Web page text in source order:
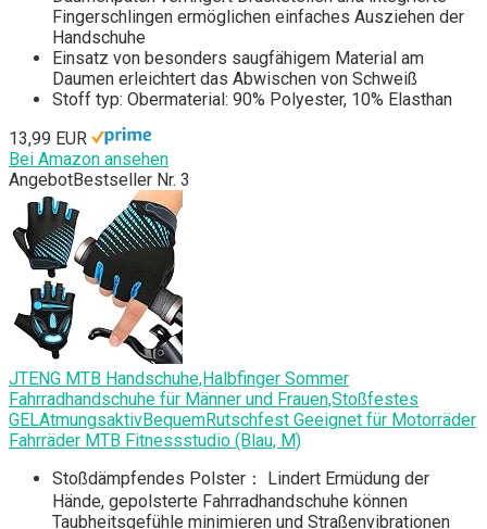
Fingerschlingen ermöglichen einfaches Ausziehen der
Handschuhe
Einsatz von besonders saugfähigem Material am
Daumen erleichtert das Abwischen von Schweiß
Stoff typ: Obermaterial: 90% Polyester, 10% Elasthan
13,99 EUR
Bei Amazon ansehen
AngebotBestseller Nr. 3
JTENG MTB Handschuhe,Halbfinger Sommer
Fahrradhandschuhe für Männer und Frauen,Stoßfestes
GELAtmungsaktivBequemRutschfest Geeignet für Motorräder
Fahrräder MTB Fitnessstudio (Blau, M)
Stoßdämpfendes Polster： Lindert Ermüdung der
Hände, gepolsterte Fahrradhandschuhe können
Taubheitsgefühle minimieren und Straßenvibrationen